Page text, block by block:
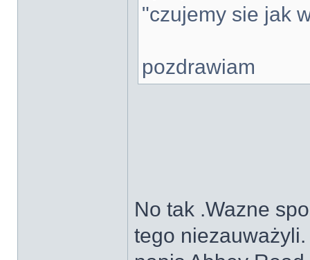
"czujemy sie jak
pozdrawiam
No tak .Wazne
tego